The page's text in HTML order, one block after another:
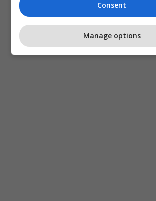
Hamasi Izraeli Rripi I Gazës
Consent
Manage options